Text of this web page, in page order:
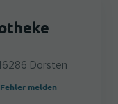
Dorsten
Fehler melden